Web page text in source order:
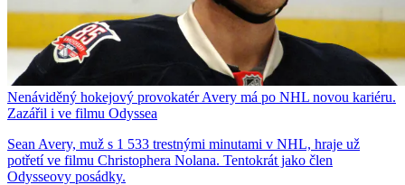
Nenáviděný hokejový provokatér Avery má po NHL novou kariéru.
Zazářil i ve filmu Odyssea
Sean Avery, muž s 1 533 trestnými minutami v NHL, hraje už
potřetí ve filmu Christophera Nolana. Tentokrát jako člen
Odysseovy posádky.